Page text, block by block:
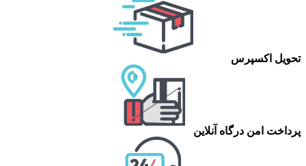
تحویل اکسپرس
پرداخت امن درگاه آنلاین